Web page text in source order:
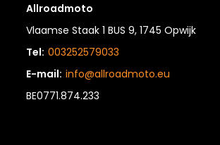
Allroadmoto
Vlaamse Staak 1 BUS 9, 1745 Opwijk
Tel: 003252579033
E-mail: info@allroadmoto.eu
BE0771.874.233